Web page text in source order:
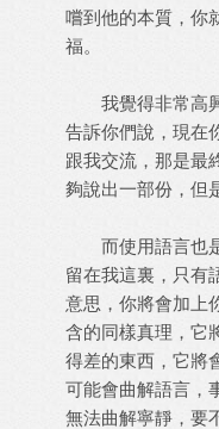
嚐到他的本質，你
福。
我覺得非常高興
告訴你們說，現在
跟我交流，那是最
夠說出一部份，但
而使用語言也是
留在我這裏，只有
意思，你將會加上
含的同樣真理，它
得差的東西，它將
可能會曲解語言，
無法曲解寧靜，要